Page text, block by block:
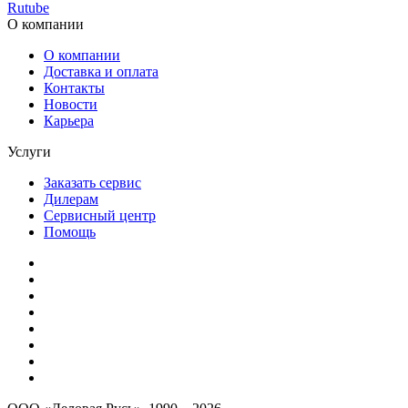
Rutube
О компании
О компании
Доставка и оплата
Контакты
Новости
Карьера
Услуги
Заказать сервис
Дилерам
Сервисный центр
Помощь